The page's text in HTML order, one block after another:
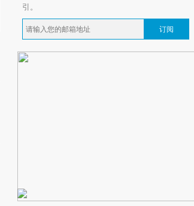
引。
订阅